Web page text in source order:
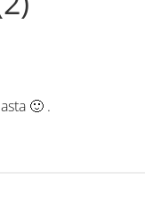
🙂 .